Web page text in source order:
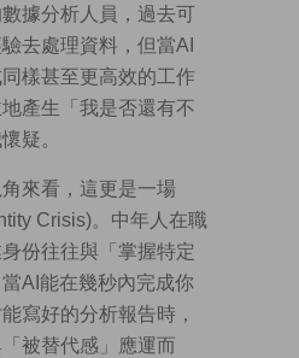
據分析人員，過去可
去處理資料，但當AI
樣甚至更高效的工作
產生「我是否還有不
疑。
來看，這更是一場
Crisis)。中年人在職
份往往與「掌握特定
AI能在幾秒內完成你
寫好的分析報告時，
被替代感」應運而